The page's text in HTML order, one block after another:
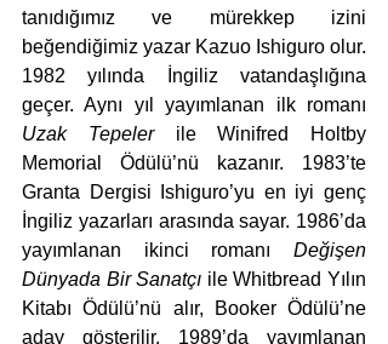
tanıdığımız ve mürekkep izini
beğendiğimiz yazar Kazuo Ishiguro olur.
1982 yılında İngiliz vatandaşlığına
Uzak Tepeler ile Winifred Holtby
Memorial Ödülü’nü kazanır. 1983’te
Granta Dergisi Ishiguro’yu en iyi genç
İngiliz yazarları arasında sayar. 1986’da
yayımlanan ikinci romanı Değişen
Dünyada Bir Sanatçı ile Whitbread Yılın
Kitabı Ödülü’nü alır, Booker Ödülü’ne
aday gösterilir. 1989’da yayımlanan